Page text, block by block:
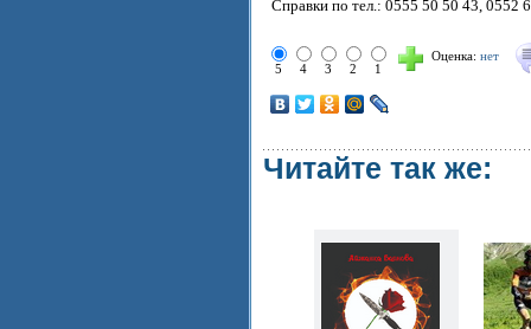
Справки по тел.: 0555 50 50 43, 0552
5 4 3 2 1
Оценка: нет
Читайте так же: